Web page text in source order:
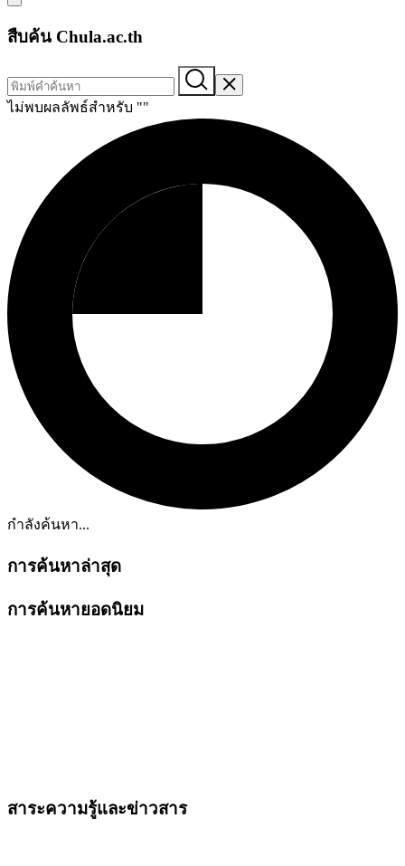
สืบค้น Chula.ac.th
ไม่พบผลลัพธ์สำหรับ ""
กำลังค้นหา...
การค้นหาล่าสุด
การค้นหายอดนิยม
สาระความรู้และข่าวสาร